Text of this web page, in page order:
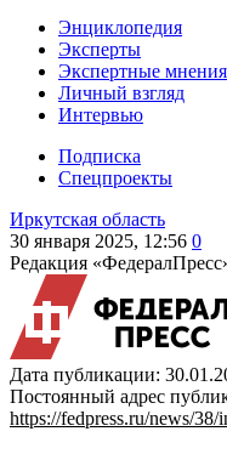
Энциклопедия
Эксперты
Экспертные мнения
Личный взгляд
Интервью
Подписка
Спецпроекты
Иркутская область
30 января 2025, 12:56 0
Редакция
Дата публикации:
Постоянный адрес
https://fedpress.ru/news/38/